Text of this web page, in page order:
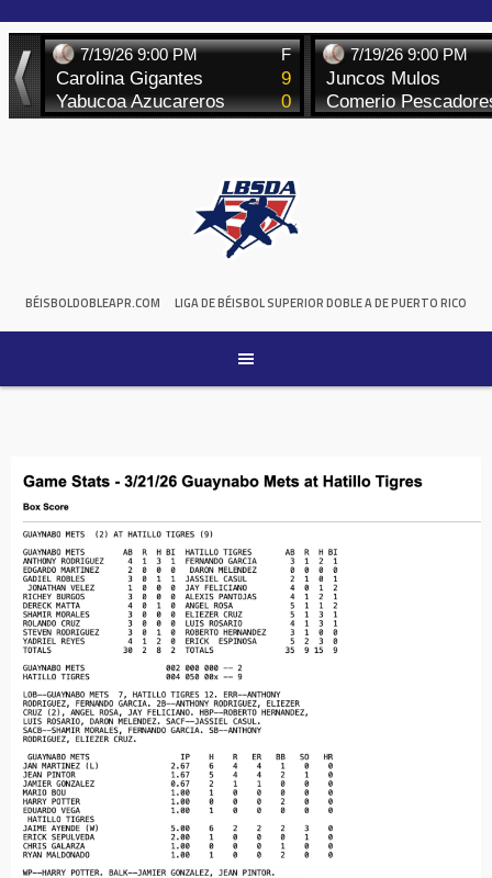
to
content
BÉISBOLDOBLEAPR.COM LIGA DE BÉISBOL SUPERIOR DOBLE A DE PUERTO RICO